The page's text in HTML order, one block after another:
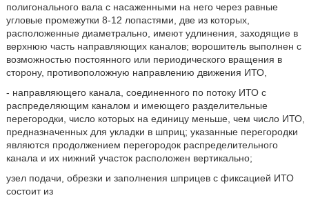
полигонального вала с насаженными на него через равные
угловые промежутки 8-12 лопастями, две из которых,
расположенные диаметрально, имеют удлинения, заходящие в
верхнюю часть направляющих каналов; ворошитель выполнен с
возможностью постоянного или периодического вращения в
сторону, противоположную направлению движения ИТО,
- направляющего канала, соединенного по потоку ИТО с
распределяющим каналом и имеющего разделительные
перегородки, число которых на единицу меньше, чем число ИТО,
предназначенных для укладки в шприц; указанные перегородки
являются продолжением перегородок распределительного
канала и их нижний участок расположен вертикально;
узел подачи, обрезки и заполнения шприцев с фиксацией ИТО
состоит из